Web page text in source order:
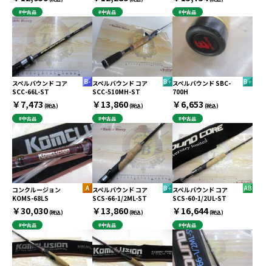
#中古品
#中古品
#中古品
スペルバウンド コア
SCC-66L-ST
￥7,473 (税込)
#中古品
スペルバウンド コア
SCC-510MH-ST
￥13,860(税込)
#中古品
スペルバウンド SBC-
700H
￥6,653 (税込)
#中古品
コンクルージョン
KOMS-68LS
￥30,030(税込)
#中古品
スペルバウンド コア
SCS-66-1/2ML-ST
￥13,860(税込)
#中古品
スペルバウンド コア
SCS-60-1/2UL-ST
￥16,644(税込)
#中古品